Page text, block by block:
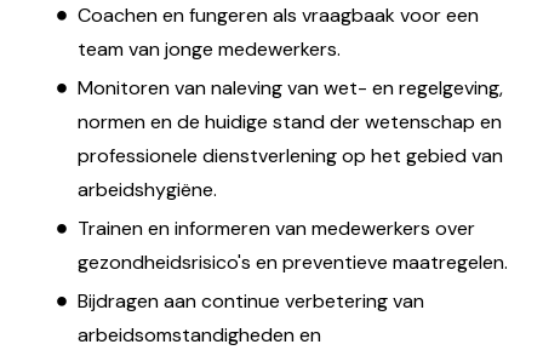
Coachen en fungeren als vraagbaak voor een
team van jonge medewerkers.
Monitoren van naleving van wet- en regelgeving,
normen en de huidige stand der wetenschap en
professionele dienstverlening op het gebied van
arbeidshygiëne.
Trainen en informeren van medewerkers over
gezondheidsrisico's en preventieve maatregelen.
Bijdragen aan continue verbetering van
arbeidsomstandigheden en